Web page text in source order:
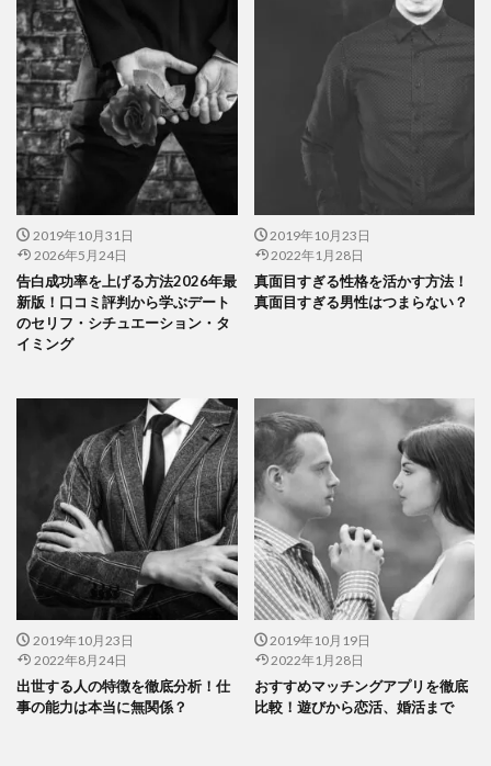
2019年10月31日
2026年5月24日
告白成功率を上げる方法2026年最
新版！口コミ評判から学ぶデート
のセリフ・シチュエーション・タ
イミング
2019年10月23日
2022年1月28日
真面目すぎる性格を活かす方法！
真面目すぎる男性はつまらない？
2019年10月23日
2022年8月24日
出世する人の特徴を徹底分析！仕
事の能力は本当に無関係？
2019年10月19日
2022年1月28日
おすすめマッチングアプリを徹底
比較！遊びから恋活、婚活まで